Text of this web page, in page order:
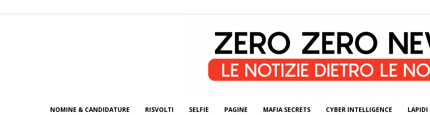
NOMINE & CANDIDATURE RISVOLTI SELFIE PAGINE MAFIA SECRETS CYBER INTELLIGENCE LAPIDI